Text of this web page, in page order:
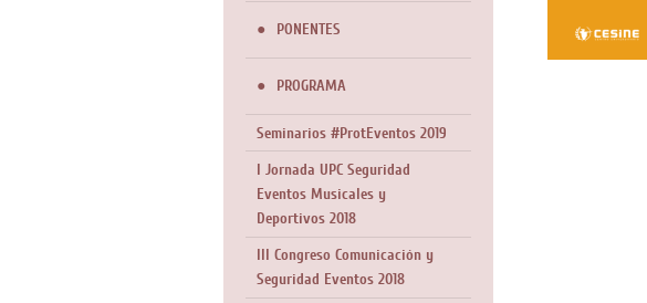
PONENTES
PROGRAMA
Seminarios #ProtEventos 2019
I Jornada UPC Seguridad
Eventos Musicales y
Deportivos 2018
III Congreso Comunicación y
Seguridad Eventos 2018